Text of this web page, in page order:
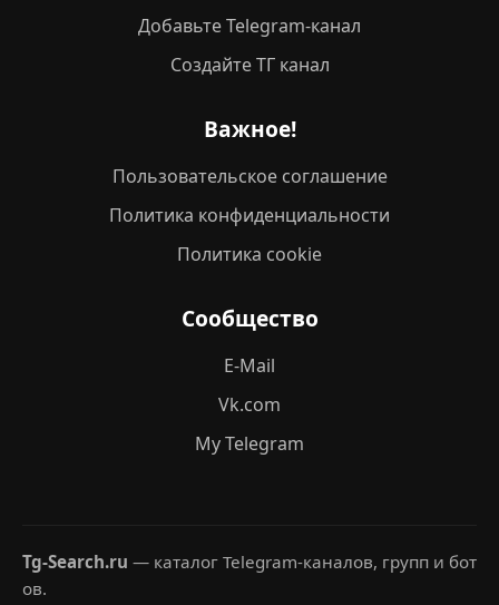
Добавьте Telegram-канал
Создайте ТГ канал
Важное!
Пользовательское соглашение
Политика конфиденциальности
Политика cookie
Сообщество
E-Mail
Vk.com
My Telegram
Tg-Search.ru — каталог Telegram-каналов, групп и бот
ов.